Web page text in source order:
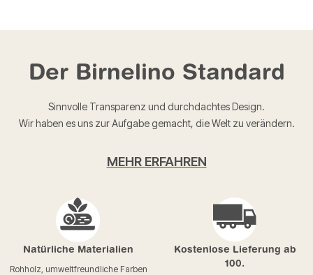
Der Birnelino Standard
Sinnvolle Transparenz und durchdachtes Design.
Wir haben es uns zur Aufgabe gemacht, die Welt zu verändern.
MEHR ERFAHREN
Natürliche Materialien
Rohholz, umweltfreundliche Farben
Kostenlose Lieferung ab
100.